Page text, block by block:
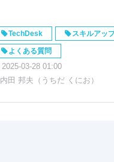
TechDesk スキルアッ
よくある質問
2025-03-28 01:00
内田 邦夫（うちだ くにお）